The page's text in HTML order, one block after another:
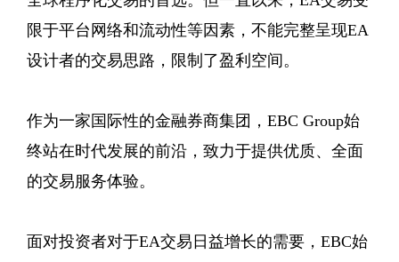
限于平台网络和流动性等因素，不能完整呈现EA
设计者的交易思路，限制了盈利空间。
作为一家国际性的金融券商集团，EBC Group始
终站在时代发展的前沿，致力于提供优质、全面
的交易服务体验。
面对投资者对于EA交易日益增长的需要，EBC始